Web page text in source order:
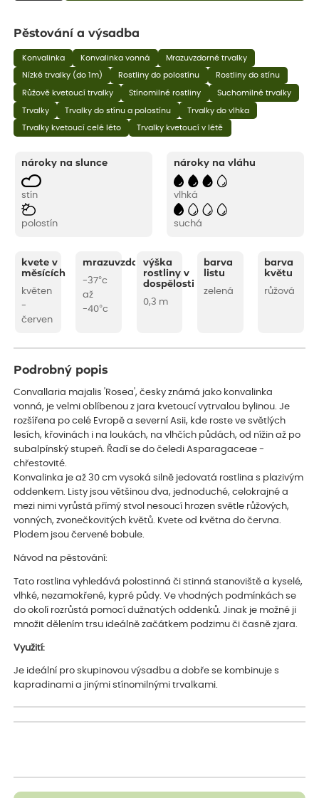
Pěstování a výsadba
Konvalinka Konvalinka vonná Mrazuvzdorné trvalky
Nízké trvalky (do 1m) Rostliny do polostínu Rostliny do stínu
Růžově kvetoucí trvalky Stínomilné rostliny Suchomilné trvalky
Trvalky Trvalky do stínu a polostínu Trvalky do vlhka
Trvalky kvetoucí celé léto Trvalky kvetoucí v létě
nároky na slunce
stín
polostín
nároky na vláhu
vlhká
suchá
kvete v
měsících
květen
-
červen
mrazuvzdornost
-37°c
až
-40°c
výška
rostliny v
dospělosti
0,3 m
barva
listu
zelená
barva
květu
růžová
Podrobný popis
Convallaria majalis 'Rosea', česky známá jako konvalinka
vonná, je velmi oblíbenou z jara kvetoucí vytrvalou bylinou. Je
rozšířena po celé Evropě a severní Asii, kde roste ve světlých
lesích, křovinách i na loukách, na vlhčích půdách, od nížin až po
subalpínský stupeň. Řadí se do čeledi Asparagaceae -
chřestovité.
Konvalinka je až 30 cm vysoká silně jedovatá rostlina s plazivým
oddenkem. Listy jsou většinou dva, jednoduché, celokrajné a
mezi nimi vyrůstá přímý stvol nesoucí hrozen světle růžových,
vonných, zvonečkovitých květů. Kvete od května do června.
Plodem jsou červené bobule.
Návod na pěstování:
Tato rostlina vyhledává polostinná či stinná stanoviště a kyselé,
vlhké, nezamokřené, kypré půdy. Ve vhodných podmínkách se
do okolí rozrůstá pomocí dužnatých oddenků. Jinak je možné ji
množit dělením trsu ideálně začátkem podzimu či časně zjara.
Využití:
Je ideální pro skupinovou výsadbu a dobře se kombinuje s
kapradinami a jinými stínomilnými trvalkami.